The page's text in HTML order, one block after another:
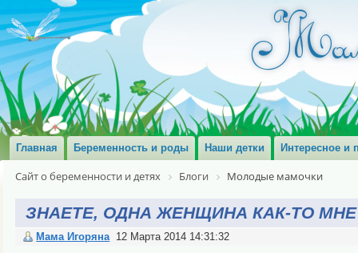
Главная Беременность и роды Наши детки Интересное и
Сайт о беременности и детях Блоги Молодые мамочки
ЗНАЕТЕ, ОДНА ЖЕНЩИНА КАК-ТО
Мама Игоряна 12 Марта 2014 14:31:32